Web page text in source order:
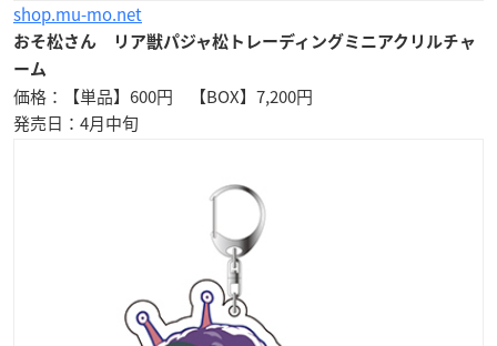
shop.mu-mo.net
おそ松さん リア獣パジャ松トレーディングミニアクリルチャ
ーム
価格：【単品】600円 【BOX】7,200円
発売日：4月中旬